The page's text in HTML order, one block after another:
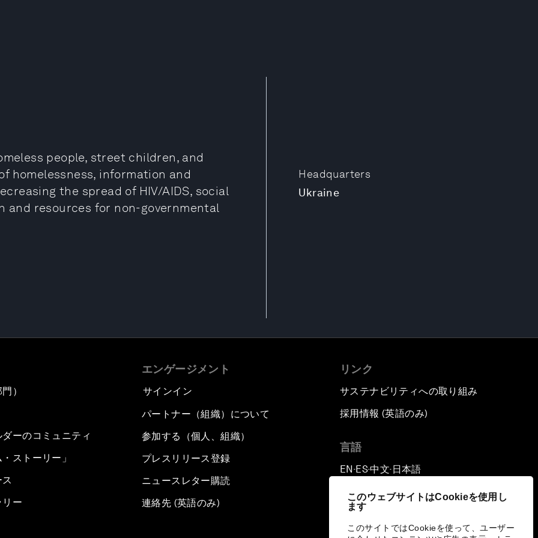
このウェブサイトはCookieを使用し
ます
このサイトではCookieを使って、ユーザー
Headquarters
Ukraine
people, street children, and
homelessness, information and
the spread of HIV/AIDS, social
resources for non-governmental
）
ーのコミュニティ
ストーリー」
ー
エンゲージメント
サインイン
パートナー（組織）について
参加する（個人、組織）
プレスリリース登録
ニュースレター購読
連絡先 (英語のみ)
リンク
サステナビリティへの取り組み
採用情報 (英語のみ)
言語
EN ▪ES▪中文▪ 日本語